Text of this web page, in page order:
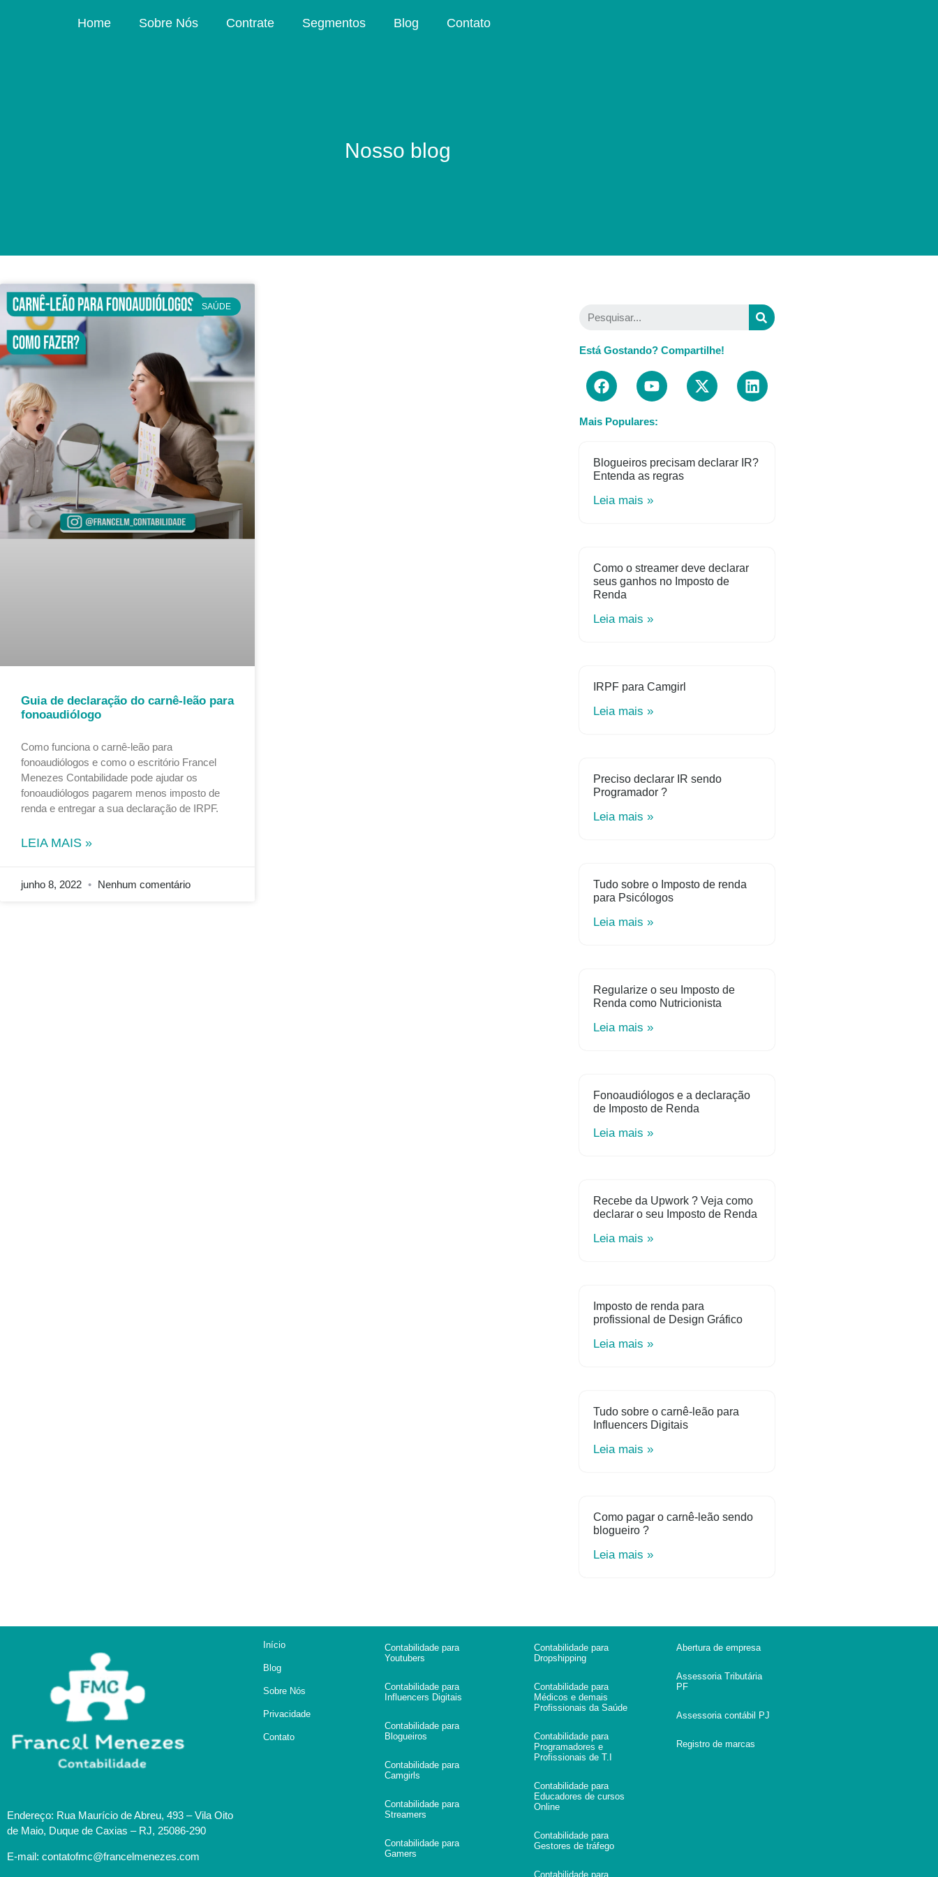
Home Sobre Nós Contrate Segmentos Blog Contato
Nosso blog
SAÚDE
Guia de declaração do carnê-leão para
fonoaudiólogo
Como funciona o carnê-leão para
fonoaudiólogos e como o escritório Francel
Menezes Contabilidade pode ajudar os
fonoaudiólogos pagarem menos imposto de
renda e entregar a sua declaração de IRPF.
LEIA MAIS »
junho 8, 2022 Nenhum comentário
Está Gostando? Compartilhe!
Mais Populares:
Blogueiros precisam declarar IR?
Entenda as regras
Leia mais »
Como o streamer deve declarar
seus ganhos no Imposto de
Renda
Leia mais »
IRPF para Camgirl
Leia mais »
Preciso declarar IR sendo
Programador ?
Leia mais »
Tudo sobre o Imposto de renda
para Psicólogos
Leia mais »
Regularize o seu Imposto de
Renda como Nutricionista
Leia mais »
Fonoaudiólogos e a declaração
de Imposto de Renda
Leia mais »
Recebe da Upwork ? Veja como
declarar o seu Imposto de Renda
Leia mais »
Imposto de renda para
profissional de Design Gráfico
Leia mais »
Tudo sobre o carnê-leão para
Influencers Digitais
Leia mais »
Como pagar o carnê-leão sendo
blogueiro ?
Leia mais »
Endereço: Rua Maurício de Abreu, 493 – Vila Oito
de Maio, Duque de Caxias – RJ, 25086-290
E-mail: contatofmc@francelmenezes.com
Início
Blog
Sobre Nós
Privacidade
Contato
Contabilidade para
Youtubers
Contabilidade para
Influencers Digitais
Contabilidade para
Blogueiros
Contabilidade para
Camgirls
Contabilidade para
Streamers
Contabilidade para
Gamers
Contabilidade para
Dropshipping
Contabilidade para
Médicos e demais
Profissionais da Saúde
Contabilidade para
Programadores e
Profissionais de T.I
Contabilidade para
Educadores de cursos
Online
Contabilidade para
Gestores de tráfego
Contabilidade para
Abertura de empresa
Assessoria Tributária
PF
Assessoria contábil PJ
Registro de marcas